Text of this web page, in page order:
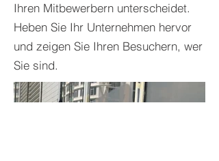
Ihren Mitbewerbern unterscheidet.
Heben Sie Ihr Unternehmen hervor
und zeigen Sie Ihren Besuchern, wer
Sie sind.